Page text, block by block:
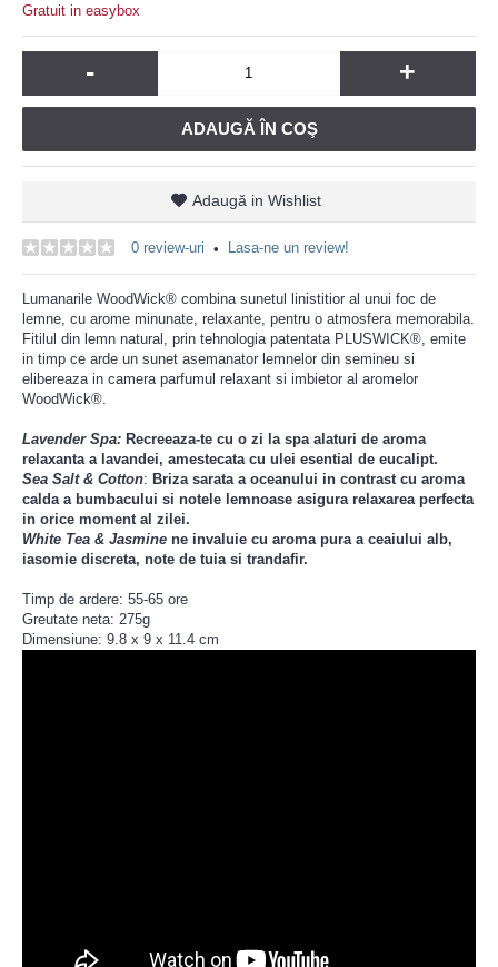
Gratuit in easybox
- +
ADAUGĂ ÎN COŞ
Adaugă in Wishlist
0 review-uri • Lasa-ne un review!
Lumanarile WoodWick® combina sunetul linistitior al unui foc de
lemne, cu arome minunate, relaxante, pentru o atmosfera memorabila.
Fitilul din lemn natural, prin tehnologia patentata PLUSWICK®, emite
in timp ce arde un sunet asemanator lemnelor din semineu si
elibereaza in camera parfumul relaxant si imbietor al aromelor
WoodWick®.
Lavender Spa: Recreeaza-te cu o zi la spa alaturi de aroma
relaxanta a lavandei, amestecata cu ulei esential de eucalipt.
Sea Salt & Cotton: Briza sarata a oceanului in contrast cu aroma
calda a bumbacului si notele lemnoase asigura relaxarea perfecta
in orice moment al zilei.
White Tea & Jasmine ne invaluie cu aroma pura a ceaiului alb,
iasomie discreta, note de tuia si trandafir.
Timp de ardere: 55-65 ore
Greutate neta: 275g
Dimensiune: 9.8 x 9 x 11.4 cm